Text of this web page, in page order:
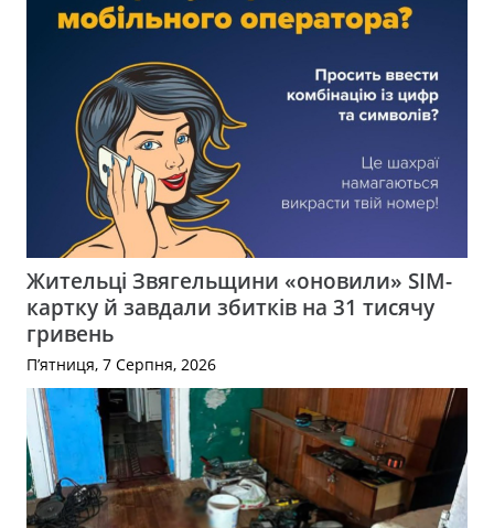
Жительці Звягельщини «оновили» SIM-
картку й завдали збитків на 31 тисячу
гривень
П’ятниця, 7 Серпня, 2026